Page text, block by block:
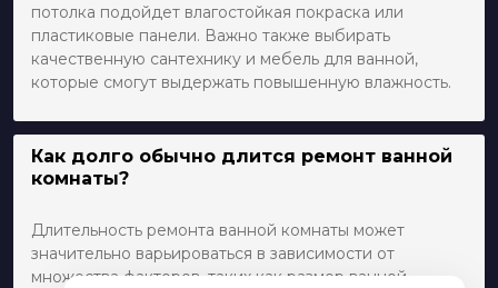
потолка подойдет влагостойкая покраска или
пластиковые панели. Важно также выбирать
качественную сантехнику и мебель для ванной,
которые смогут выдержать повышенную влажность.
Как долго обычно длится ремонт ванной
комнаты?
Длительность ремонта ванной комнаты может
значительно варьироваться в зависимости от
множества факторов, таких как размер ванной